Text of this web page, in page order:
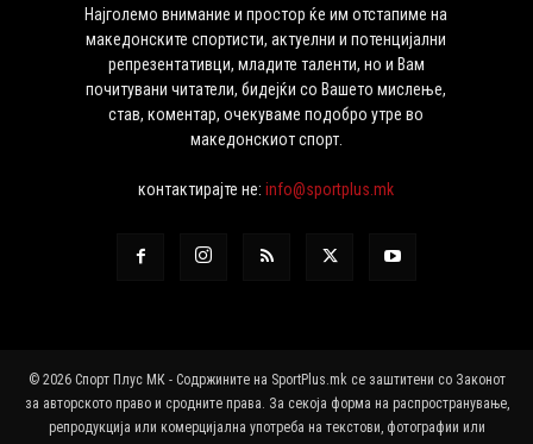
Најголемо внимание и простор ќе им отстапиме на
македонските спортисти, актуелни и потенцијални
репрезентативци, младите таленти, но и Вам
почитувани читатели, бидејќи со Вашето мислење,
став, коментар, очекуваме подобро утре во
македонскиот спорт.
контактирајте не:info@sportplus.mk
© 2026 Спорт Плус МК - Содржините на SportPlus.mk се заштитени со Законот
за авторското право и сродните права. За секоја форма на распространување,
репродукција или комерцијална употреба на текстови, фотографии или